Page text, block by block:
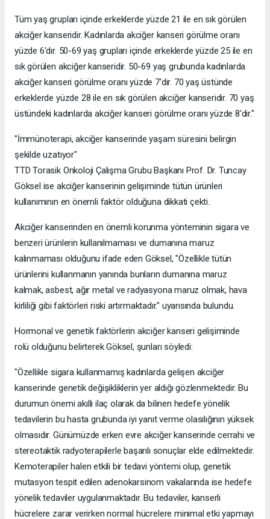
Tüm yaş grupları içinde erkeklerde yüzde 21 ile en sık görülen
akciğer kanseridir. Kadınlarda akciğer kanseri görülme oranı
yüzde 6'dır. 50-69 yaş grupları içinde erkeklerde yüzde 25 ile en
sık görülen akciğer kanseridir. 50-69 yaş grubunda kadınlarda
akciğer kanseri görülme oranı yüzde 7'dir. 70 yaş üstünde
erkeklerde yüzde 28 ile en sık görülen akciğer kanseridir. 70 yaş
üstündeki kadınlarda akciğer kanseri görülme oranı yüzde 8'dir."
"İmmünoterapi, akciğer kanserinde yaşam süresini belirgin
şekilde uzatıyor"
TTD Torasik Onkoloji Çalışma Grubu Başkanı Prof. Dr. Tuncay
Göksel ise akciğer kanserinin gelişiminde tütün ürünleri
kullanımının en önemli faktör olduğuna dikkati çekti.
Akciğer kanserinden en önemli korunma yönteminin sigara ve
benzeri ürünlerin kullanılmaması ve dumanına maruz
kalınmaması olduğunu ifade eden Göksel, "Özellikle tütün
ürünlerini kullanmanın yanında bunların dumanına maruz
kalmak, asbest, ağır metal ve radyasyona maruz olmak, hava
kirliliği gibi faktörleri riski artırmaktadır." uyarısında bulundu.
Hormonal ve genetik faktörlerin akciğer kanseri gelişiminde
rolü olduğunu belirterek Göksel, şunları söyledi:
"Özellikle sigara kullanmamış kadınlarda gelişen akciğer
kanserinde genetik değişikliklerin yer aldığı gözlenmektedir. Bu
durumun önemi akıllı ilaç olarak da bilinen hedefe yönelik
tedavilerin bu hasta grubunda iyi yanıt verme olasılığının yüksek
olmasıdır. Günümüzde erken evre akciğer kanserinde cerrahi ve
stereotaktik radyoterapilerle başarılı sonuçlar elde edilmektedir.
Kemoterapiler halen etkili bir tedavi yöntemi olup, genetik
mutasyon tespit edilen adenokarsinom vakalarında ise hedefe
yönelik tedaviler uygulanmaktadır. Bu tedaviler, kanserli
hücrelere zarar verirken normal hücrelere minimal etki yapmayı